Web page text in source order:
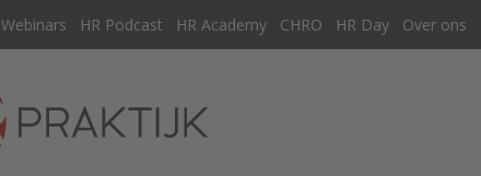
Webinars HR Podcast HR Academy CHRO HR Day Over ons